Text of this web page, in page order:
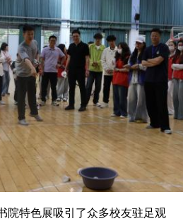
院特色展吸引了众多校友驻足观